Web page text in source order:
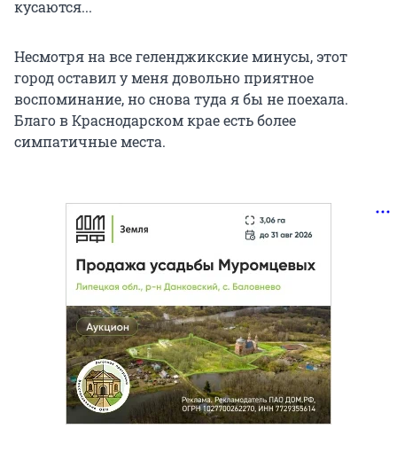
кусаются...
Несмотря на все геленджикские минусы, этот
город оставил у меня довольно приятное
воспоминание, но снова туда я бы не поехала.
Благо в Краснодарском крае есть более
симпатичные места.